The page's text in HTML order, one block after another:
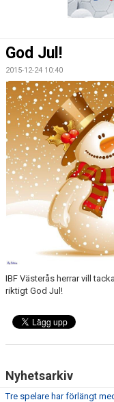
God Jul!
2015-12-24 10:40
IBF Västerås herrar vill
riktigt God Jul!
Nyhetsarkiv
Tre spelare har förlängt